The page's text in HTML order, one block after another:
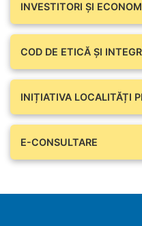
INVESTITORI ȘI
COD DE ETICĂ ȘI
INIȚIATIVA LOCALITĂȚI
E-CONSULTARE